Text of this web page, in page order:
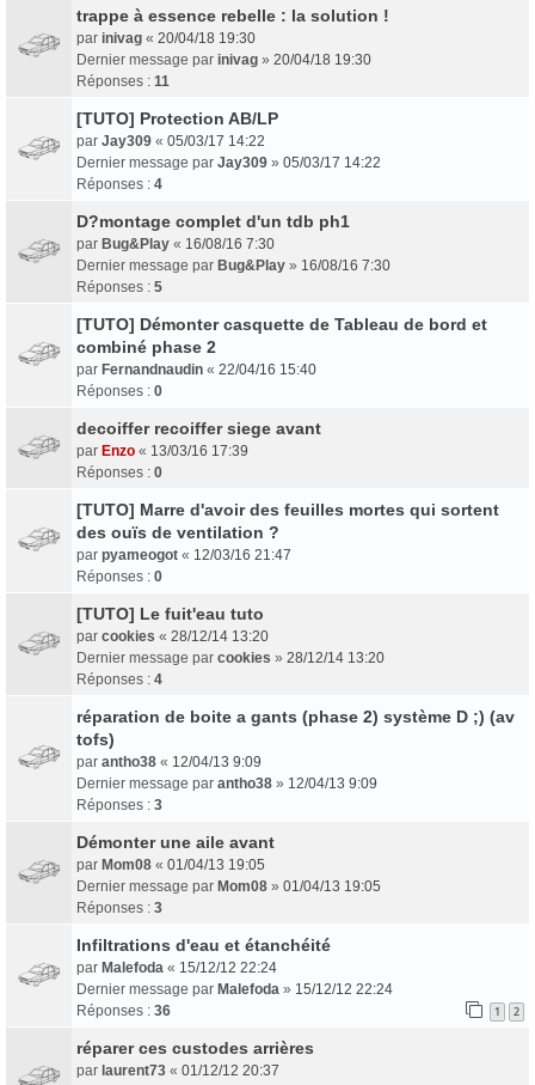
trappe à essence rebelle : la solution !
par inivag « 20/04/18 19:30
Dernier message par inivag » 20/04/18 19:30
Réponses : 11
[TUTO] Protection AB/LP
par Jay309 « 05/03/17 14:22
Dernier message par Jay309 » 05/03/17 14:22
Réponses : 4
D?montage complet d'un tdb ph1
par Bug&Play « 16/08/16 7:30
Dernier message par Bug&Play » 16/08/16 7:30
Réponses : 5
[TUTO] Démonter casquette de Tableau de bord et
combiné phase 2
par Fernandnaudin « 22/04/16 15:40
Réponses : 0
decoiffer recoiffer siege avant
par Enzo « 13/03/16 17:39
Réponses : 0
[TUTO] Marre d'avoir des feuilles mortes qui sortent
des ouïs de ventilation ?
par pyameogot « 12/03/16 21:47
Réponses : 0
[TUTO] Le fuit'eau tuto
par cookies « 28/12/14 13:20
Dernier message par cookies » 28/12/14 13:20
Réponses : 4
réparation de boite a gants (phase 2) système D ;) (av
tofs)
par antho38 « 12/04/13 9:09
Dernier message par antho38 » 12/04/13 9:09
Réponses : 3
Démonter une aile avant
par Mom08 « 01/04/13 19:05
Dernier message par Mom08 » 01/04/13 19:05
Réponses : 3
Infiltrations d'eau et étanchéité
par Malefoda « 15/12/12 22:24
Dernier message par Malefoda » 15/12/12 22:24
Réponses : 36 1 2
réparer ces custodes arrières
par laurent73 « 01/12/12 20:37